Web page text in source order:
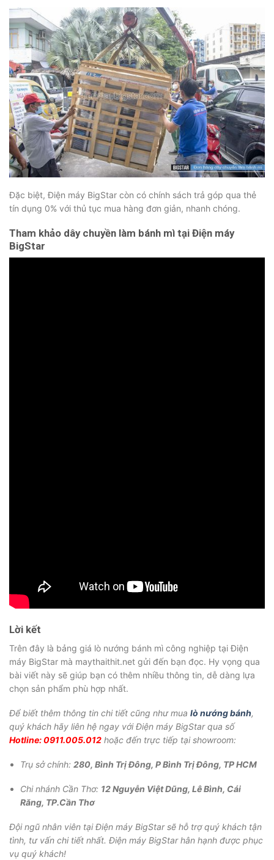
Đặc biệt, Điện máy BigStar còn có chính sách trả góp qua thẻ
tín dụng 0% với thủ tục mua hàng đơn giản, nhanh chóng.
Tham khảo dây chuyền làm bánh mì tại Điện máy
BigStar
Lời kết
Trên đây là bảng giá lò nướng bánh mì công nghiệp tại Điện
máy BigStar mà maythaithit.net gửi đến bạn đọc. Hy vọng qua
bài viết này sẽ giúp bạn có thêm nhiều thông tin, dễ dàng lựa
chọn sản phẩm phù hợp nhất.
Để biết thêm thông tin chi tiết cũng như mua lò nướng bánh,
quý khách hãy liên hệ ngay với Điện máy BigStar qua số
Hotline: 0911.005.012 hoặc đến trực tiếp tại showroom:
Trụ sở chính:280, Bình Trị Đông, P Bình Trị Đông, TP HCM
Chi nhánh Cần Thơ: 12 Nguyễn Việt Dũng, Lê Bình, Cái
Răng, TP.Cần Thơ
Đội ngũ nhân viên tại Điện máy BigStar sẽ hỗ trợ quý khách tận
tình, tư vấn chi tiết nhất. Điện máy BigStar hân hạnh được phục
vụ quý khách!